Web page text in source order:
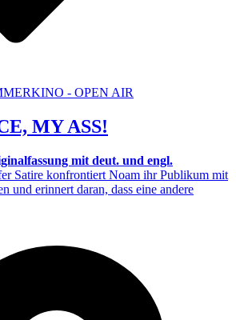
- OPEN AIR
MY ASS!
mit deut. und engl.
Satire konfrontiert Noam ihr Publikum mit
und erinnert daran, dass eine andere